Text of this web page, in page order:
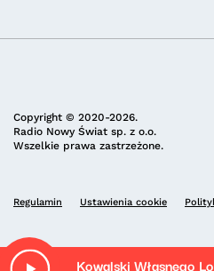
Kowalski Własnego
Copyright © 2020-2026.
Radio Nowy Świat sp. z o.o.
Wszelkie prawa zastrzeżone.
Regulamin Ustawienia cookie